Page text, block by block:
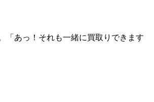
「あっ！それも一緒に買取りできます